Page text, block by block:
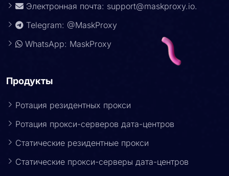
Электронная почта: support@maskproxy.io.
Telegram: @MaskProxy
WhatsApp: MaskProxy
Продукты
Ротация резидентных прокси
Ротация прокси-серверов дата-центров
Статические резидентные прокси
Статические прокси-серверы дата-центров